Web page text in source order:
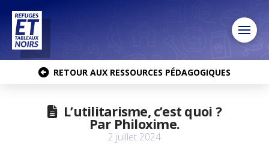
RETOUR AUX RESSOURCES PÉDAGOGIQUES
L’utilitarisme, c’est quoi ?
Par Philoxime.
2 juillet 2024